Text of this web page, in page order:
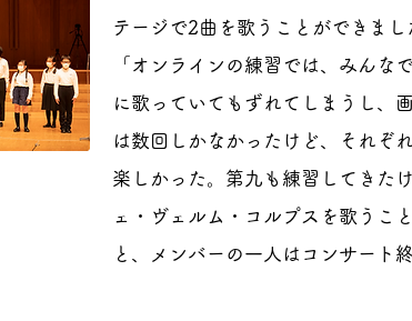
テージで2曲を歌うことができまし
「オンラインの練習では、みんな
に歌っていてもずれてしまうし、
は数回しかなかったけど、それぞ
楽しかった。第九も練習してきた
ェ・ヴェルム・コルプスを歌うこ
と、メンバーの一人はコンサート